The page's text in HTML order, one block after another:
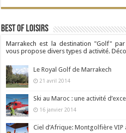
Best Of Loisirs
Marrakech est la destination "Golf"
vous propose divers types d activité.
Le Royal Golf de Marrakech
21 avril 2014
Ski au Maroc : une activité
16 janvier 2014
Ciel d’Afrique: Montgolfière VIP